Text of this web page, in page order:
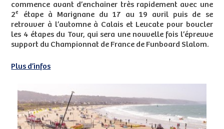
commence avant d’enchainer très rapidement avec une
2e
étape à Marignane du 17 au 19 avril puis de se
retrouver à l’automne à Calais et Leucate pour boucler
les 4 étapes du Tour, qui sera une nouvelle fois l’épreuve
support du Championnat de France de Funboard Slalom.
Plus d’infos